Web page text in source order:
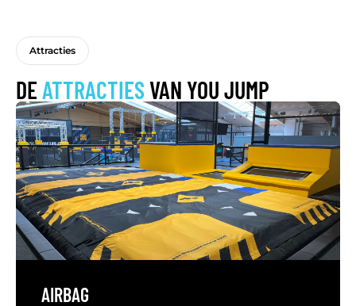
Attracties
DEATTRACTIESVAN YOU JUMP
AIRBAG